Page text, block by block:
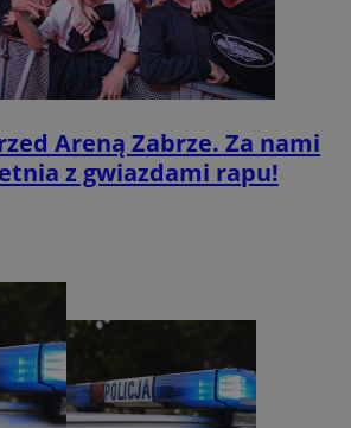
Areną Zabrze. Za nami
z gwiazdami rapu!